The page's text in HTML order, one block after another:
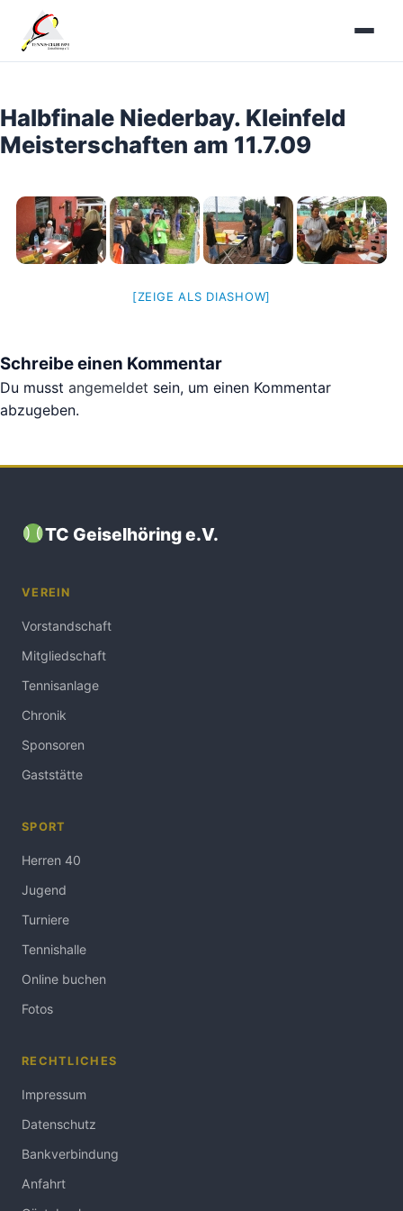
Inhalt
springen
Halbfinale Niederbay. Kleinfeld
Meisterschaften am 11.7.09
[ZEIGE ALS DIASHOW]
Schreibe einen Kommentar
Du musst angemeldet sein, um einen Kommentar
abzugeben.
TC Geiselhöring e.V.
VEREIN
Vorstandschaft
Mitgliedschaft
Tennisanlage
Chronik
Sponsoren
Gaststätte
SPORT
Herren 40
Jugend
Turniere
Tennishalle
Online buchen
Fotos
RECHTLICHES
Impressum
Datenschutz
Bankverbindung
Anfahrt